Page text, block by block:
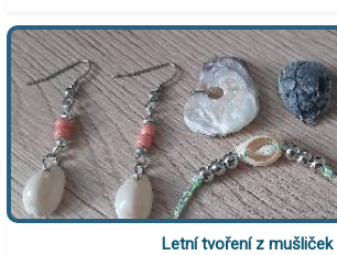
Letní tvoření z mušliček